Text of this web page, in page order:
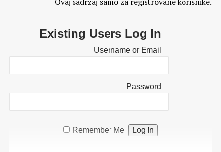
Existing Users Log In
Username or Email
Password
Remember Me